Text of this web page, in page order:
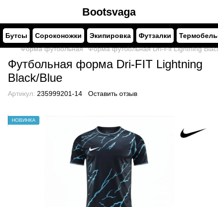
Bootsvaga
Бутсы Сороконожки Экипировка Футзалки
Форма футбольная
Форма футбольная Dri-Fit Lightning
Футбольная форма Dri-FIT Lightning
Black/Blue
Артикул: 235999201-14 Оставить отзыв
НОВИНКА